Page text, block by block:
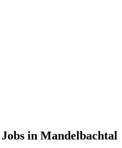
in Mandelbachtal